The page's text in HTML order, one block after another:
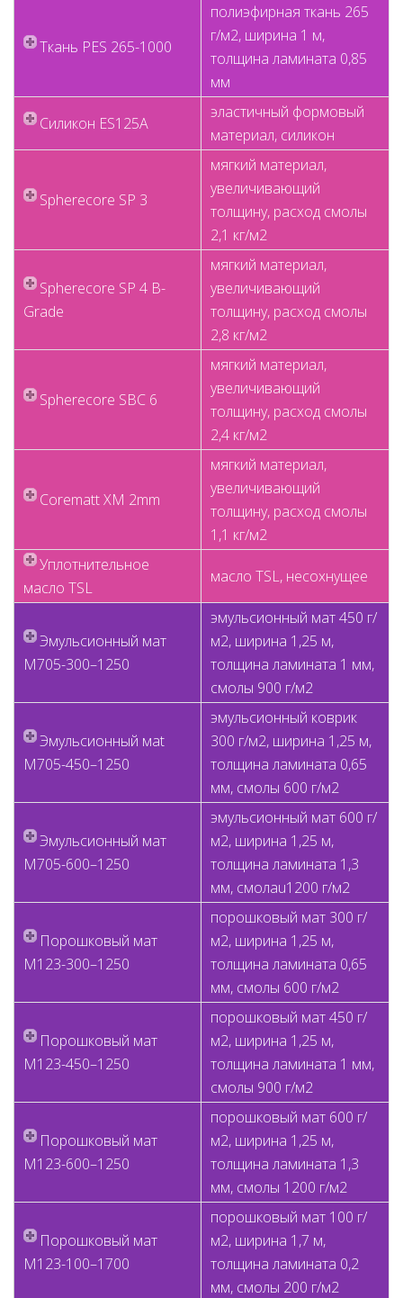
Ткань PES 265-1000
полиэфирная ткань 265
г/м2, ширина 1 м,
толщина ламината 0,85
мм
Силикон ES125A
эластичный формовый
материал, силикон
Spherecore SP 3
мягкий материал,
увеличивающий
толщину, расход смолы
2,1 кг/м2
Spherecore SP 4 B-
Grade
мягкий материал,
увеличивающий
толщину, расход смолы
2,8 кг/м2
Spherecore SBC 6
мягкий материал,
увеличивающий
толщину, расход смолы
2,4 кг/м2
Corematt XM 2mm
мягкий материал,
увеличивающий
толщину, расход смолы
1,1 кг/м2
Уплотнительное
масло TSL
масло TSL, несохнущее
Эмульсионный мaт
M705-300–1250
эмульсионный мaт 450 г/
м2, ширина 1,25 м,
толщина ламината 1 мм,
смолы 900 г/м2
Эмульсионный мat
M705-450–1250
эмульсионный коврик
300 г/м2, ширина 1,25 м,
толщина ламината 0,65
мм, смолы 600 г/м2
Эмульсионный мaт
M705-600–1250
эмульсионный мaт 600 г/
м2, ширина 1,25 м,
толщина ламината 1,3
мм, смолаu1200 г/м2
Порошковый мaт
M123-300–1250
порошковый мaт 300 г/
м2, ширина 1,25 м,
толщина ламината 0,65
мм, смолы 600 г/м2
Порошковый мaт
M123-450–1250
порошковый мaт 450 г/
м2, ширина 1,25 м,
толщина ламината 1 мм,
смолы 900 г/м2
Порошковый мaт
M123-600–1250
порошковый мaт 600 г/
м2, ширина 1,25 м,
толщина ламината 1,3
мм, смолы 1200 г/м2
Порошковый мaт
M123-100–1700
порошковый мaт 100 г/
м2, ширина 1,7 м,
толщина ламината 0,2
мм, смолы 200 г/м2